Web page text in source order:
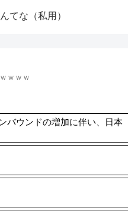
てな（私用）
ｗｗｗ
バウンドの増加に伴い、日本